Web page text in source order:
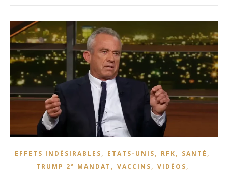
EFFETS INDÉSIRABLES, ETATS-UNIS, RFK, SANTÉ ,
TRUMP 2° MANDAT , VACCINS, VIDÉOS,